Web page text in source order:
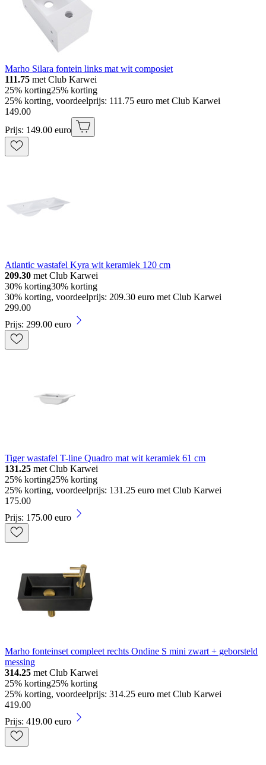
Marho Silara fontein links mat wit composiet
111.75 met Club Karwei
25% korting25% korting
25% korting, voordeelprijs: 111.75 euro met Club Karwei
149.00
Prijs: 149.00 euro
Atlantic wastafel Kyra wit keramiek 120 cm
209.30 met Club Karwei
30% korting30% korting
30% korting, voordeelprijs: 209.30 euro met Club Karwei
299.00
Prijs: 299.00 euro
Tiger wastafel T-line Quadro mat wit keramiek 61 cm
131.25 met Club Karwei
25% korting25% korting
25% korting, voordeelprijs: 131.25 euro met Club Karwei
175.00
Prijs: 175.00 euro
Marho fonteinset compleet rechts Ondine S mini zwart + geborsteld
messing
314.25 met Club Karwei
25% korting25% korting
25% korting, voordeelprijs: 314.25 euro met Club Karwei
419.00
Prijs: 419.00 euro